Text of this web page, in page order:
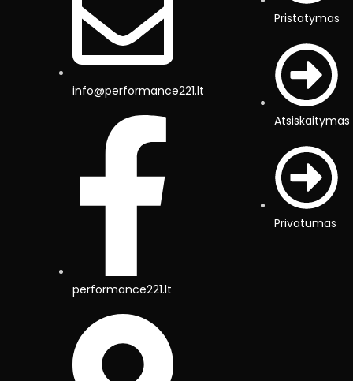
info@performance221.lt
performance221.lt
Pristatymas
Atsiskaitymas
Privatumas